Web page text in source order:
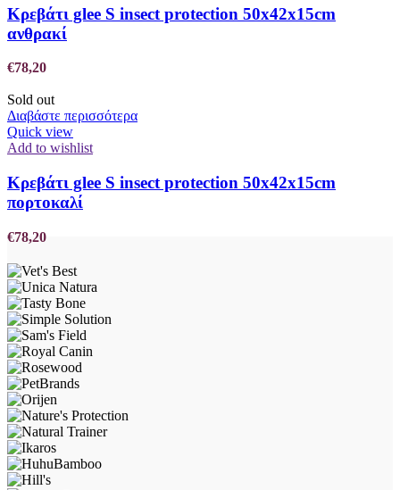
Κρεβάτι glee S insect protection 50x42x15cm
ανθρακί
€78,20
Sold out
Διαβάστε περισσότερα
Quick view
Add to wishlist
Κρεβάτι glee S insect protection 50x42x15cm
πορτοκαλί
€78,20